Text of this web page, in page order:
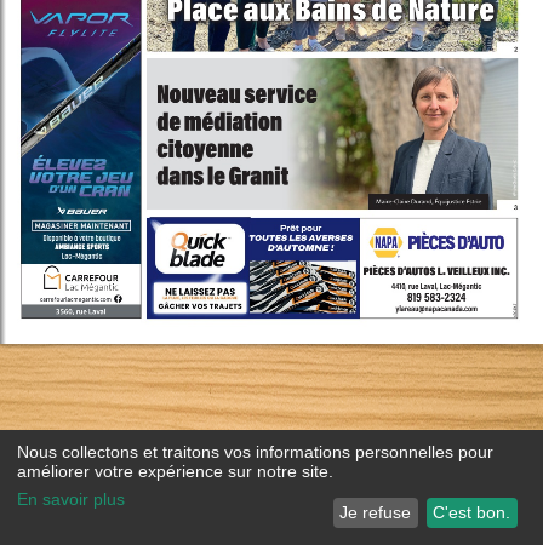
Nous collectons et traitons vos informations personnelles pour
améliorer votre expérience sur notre site.
En savoir plus
Je refuse C'est bon.